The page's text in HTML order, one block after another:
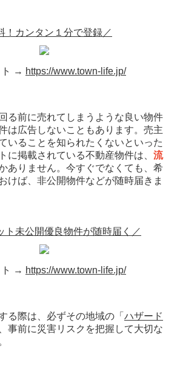
！カンタン１分で登録／
ト → https://www.town-life.jp/
る前に売れてしまうような良い物件
は広告しないこともあります。売主
いることを知られたくないといった
に掲載されている不動産物件は、 流
ありません。今すぐでなくても、希
けば、非公開物件などが随時届きま
ト未公開優良物件が随時届く／
ト → https://www.town-life.jp/
る際は、必ずその地域の「 ハザード
事前に災害リスクを把握して大切な